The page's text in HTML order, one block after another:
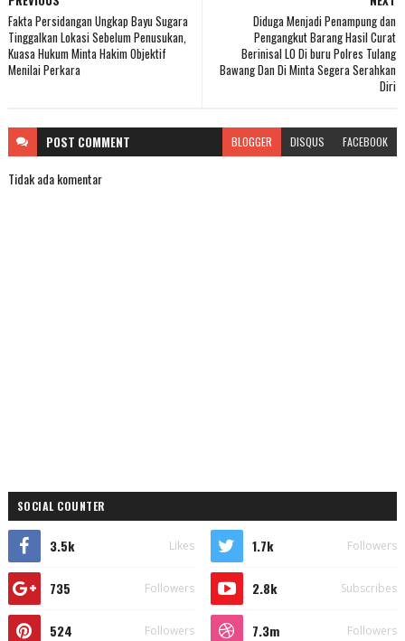
Diduga Menjadi Penampung dan
Pengangkut Barang Hasil Curat
Berinisal LO Di buru Polres Tulang
Bawang Dan Di Minta Segera Serahkan
Diri
Fakta Persidangan Ungkap Bayu Sugara
Tinggalkan Lokasi Sebelum Penusukan,
Kuasa Hukum Minta Hakim Objektif
Menilai Perkara
POST COMMENT BLOGGER DISQUS FACEBOOK
Tidak ada komentar
SOCIAL COUNTER
3.5k Likes 1.7k Followers
735 Followers 2.8k Subscribes
524 Followers 7.3m Followers